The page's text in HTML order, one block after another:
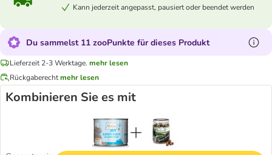
Kann jederzeit angepasst, pausiert oder beendet werden
Du sammelst 11 zooPunkte für dieses Produkt
Lieferzeit 2-3 Werktage. mehr lesen
Rückgaberechtmehr lesen
Kombinieren Sie es mit